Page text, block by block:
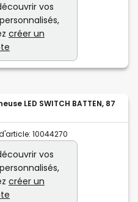
vos
créer un
LED SWITCH BATTEN, 87
10044270
vos
créer un